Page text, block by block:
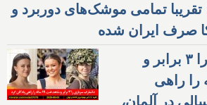
تقریبا تمامی موشک‌های دوربرد و
دانمارک سربازی را ۳ برابر و
ساله را راهی
در آلمان،